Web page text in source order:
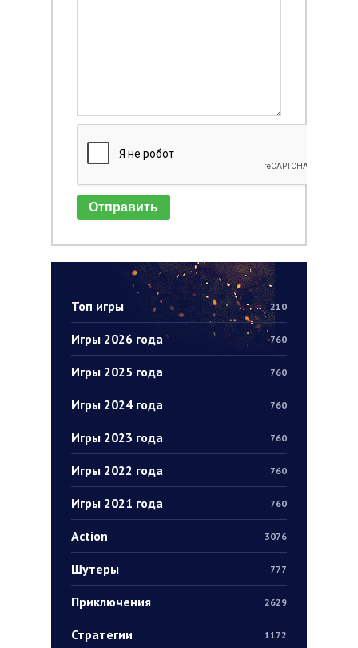
Топ игры 210
Игры 2026 года 760
Игры 2025 года 760
Игры 2024 года 760
Игры 2023 года 760
Игры 2022 года 760
Игры 2021 года 760
Action 3076
Шутеры 777
Приключения 2629
Стратегии 1172
Отправить